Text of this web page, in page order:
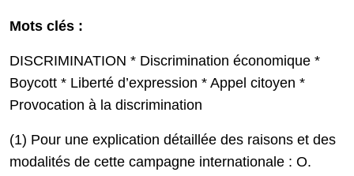
Mots clés :
DISCRIMINATION * Discrimination économique *
Boycott * Liberté d’expression * Appel citoyen *
Provocation à la discrimination
(1) Pour une explication détaillée des raisons et des
modalités de cette campagne internationale : O.